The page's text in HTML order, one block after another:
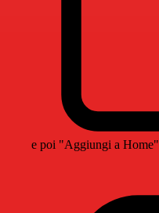
e poi "Aggiungi a Home"